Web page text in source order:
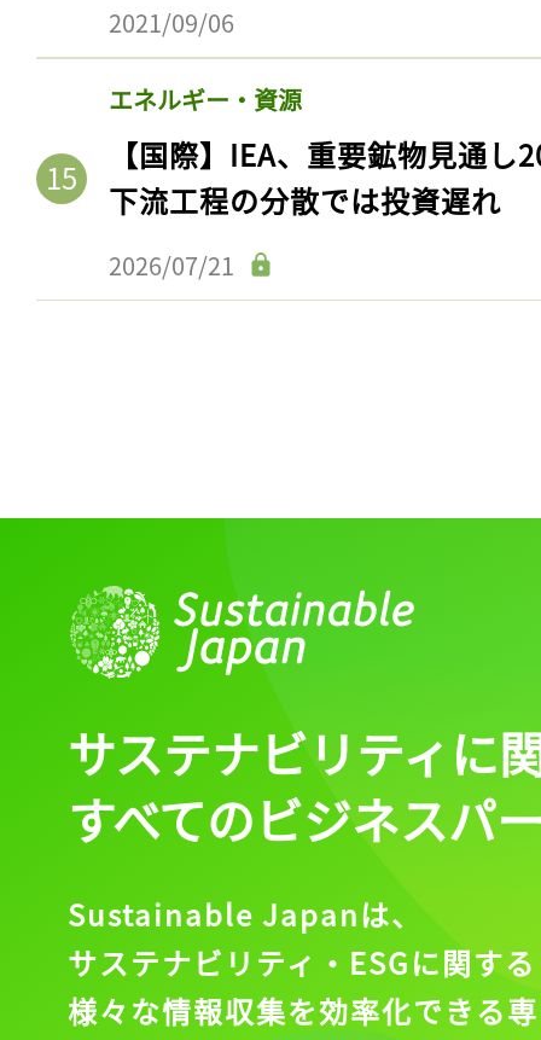
2021/09/06
エネルギー・資源
【国際】IEA、重要鉱物見通
下流工程の分散では投資遅れ
2026/07/21
サステナビリティに
すべてのビジネスパ
Sustainable Japanは、
サステナビリティ・ESGに関する
様々な情報収集を効率化できる